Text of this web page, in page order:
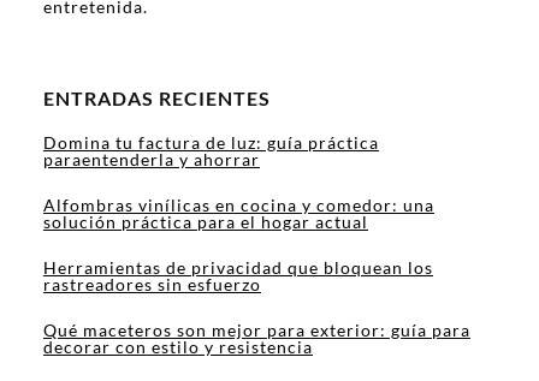
entretenida.
ENTRADAS RECIENTES
Domina tu factura de luz: guía práctica
paraentenderla y ahorrar
Alfombras vinílicas en cocina y comedor: una
solución práctica para el hogar actual
Herramientas de privacidad que bloquean los
rastreadores sin esfuerzo
Qué maceteros son mejor para exterior: guía para
decorar con estilo y resistencia